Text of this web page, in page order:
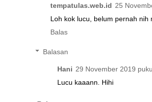
tempatulas.web.id 25
Loh kok lucu, belum pernah
Balas
Balasan
Hani 29 November 2019
Lucu kaaann. Hihi